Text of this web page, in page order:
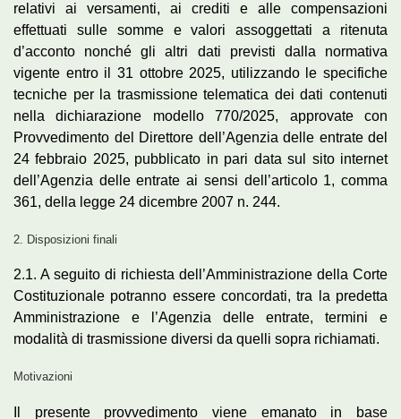
relativi ai versamenti, ai crediti e alle compensazioni
effettuati sulle somme e valori assoggettati a ritenuta
d’acconto nonché gli altri dati previsti dalla normativa
vigente entro il 31 ottobre 2025, utilizzando le specifiche
tecniche per la trasmissione telematica dei dati contenuti
nella dichiarazione modello 770/2025, approvate con
Provvedimento del Direttore dell’Agenzia delle entrate del
24 febbraio 2025, pubblicato in pari data sul sito internet
dell’Agenzia delle entrate ai sensi dell’articolo 1, comma
361, della legge 24 dicembre 2007 n. 244.
2. Disposizioni finali
2.1. A seguito di richiesta dell’Amministrazione della Corte
Costituzionale potranno essere concordati, tra la predetta
Amministrazione e l’Agenzia delle entrate, termini e
modalità di trasmissione diversi da quelli sopra richiamati.
Motivazioni
Il presente provvedimento viene emanato in base